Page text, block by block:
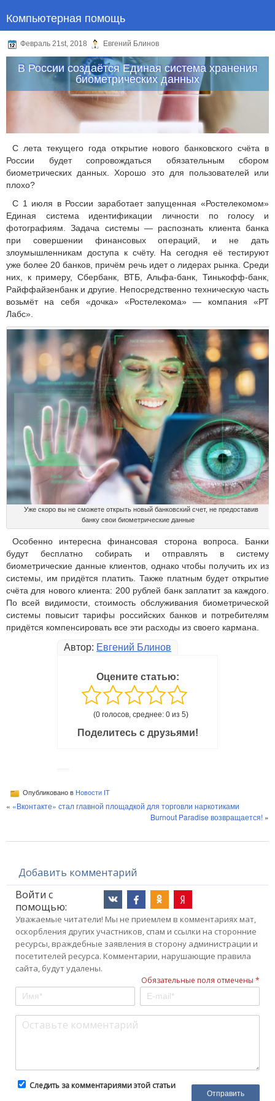
Компьютерная помощь
Февраль 21st, 2018 Евгений Блинов
В России создаётся Единая система хранения
биометрических данных
С лета текущего года открытие нового банковского счёта в
России будет сопровождаться обязательным сбором
биометрических данных. Хорошо это для пользователей или
плохо?
С 1 июля в России заработает запущенная «Ростелекомом»
Единая система идентификации личности по голосу и
фотографиям. Задача системы — распознать клиента банка
при совершении финансовых операций, и не дать
злоумышленникам доступа к счёту. На сегодня её тестируют
уже более 20 банков, причём речь идет о лидерах рынка. Среди
них, к примеру, Сбербанк, ВТБ, Альфа-банк, Тинькофф-банк,
Райффайзенбанк и другие. Непосредственно техническую часть
возьмёт на себя «дочка» «Ростелекома» — компания «РТ
Лабс».
Уже скоро вы не сможете открыть новый банковский счет, не предоставив
банку свои биометрические данные
Особенно интересна финансовая сторона вопроса. Банки
будут бесплатно собирать и отправлять в систему
биометрические данные клиентов, однако чтобы получить их из
системы, им придётся платить. Также платным будет открытие
счёта для нового клиента: 200 рублей банк заплатит за каждого.
По всей видимости, стоимость обслуживания биометрической
системы повысит тарифы российских банков и потребителям
придётся компенсировать все эти расходы из своего кармана.
Автор: Евгений Блинов
Оцените статью:
(0 голосов, среднее: 0 из 5)
Поделитесь с друзьями!
Опубликовано в Новости IT
« «Вконтакте» стал главной площадкой для торговли наркотиками
Burnout Paradise возвращается! »
Добавить комментарий
Войти с
помощью:
Уважаемые читатели! Мы не приемлем в комментариях мат,
оскорбления других участников, спам и ссылки на сторонние
ресурсы, враждебные заявления в сторону администрации и
посетителей ресурса. Комментарии, нарушающие правила
сайта, будут удалены.
Обязательные поля отмечены *
Следить за комментариями этой статьи